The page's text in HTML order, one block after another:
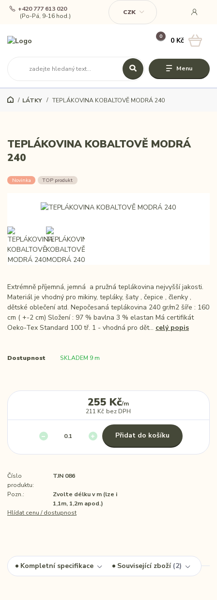
Menu
CZK
+420 777 613 020
(Po-Pá, 9-16 hod.)
0 0 Kč
LÁTKY TEPLÁKOVINA KOBALTOVĚ MODRÁ 240
TEPLÁKOVINA KOBALTOVĚ MODRÁ
240
Novinka TOP produkt
Extrémně příjemná, jemná a pružná teplákovina nejvyšší jakosti.
Materiál je vhodný pro mikiny, tepláky, šaty , čepice , členky ,
dětské oblečení atd. Nepočesaná teplákovina 240 gr/m2 šíře : 160
cm ( +-2 cm) Složení : 97 % bavlna 3 % elastan Má certifikát
Oeko-Tex Standard 100 tř. 1 - vhodná pro dět... celý popis
Dostupnost SKLADEM 9 m
255 Kč/m
211 Kč bez DPH
Přidat do košíku
Číslo
produktu:
TJN 086
Pozn.:
Zvolte délku v m (lze i
1,1m, 1,2m apod.)
Hlídat cenu / dostupnost
Kompletní specifikace Související zboží 2